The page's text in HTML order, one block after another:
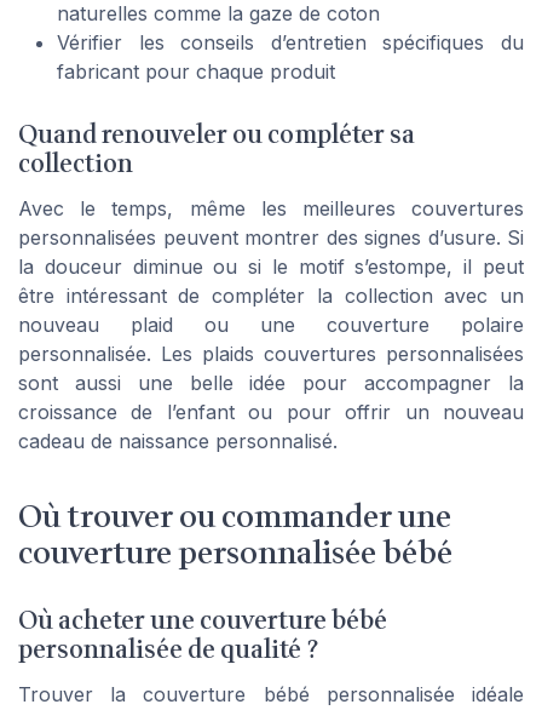
naturelles comme la gaze de coton
Vérifier les conseils d’entretien spécifiques du
fabricant pour chaque produit
Quand renouveler ou compléter sa
collection
Avec le temps, même les meilleures couvertures
personnalisées peuvent montrer des signes d’usure. Si
la douceur diminue ou si le motif s’estompe, il peut
être intéressant de compléter la collection avec un
nouveau plaid ou une couverture polaire
personnalisée. Les plaids couvertures personnalisées
sont aussi une belle idée pour accompagner la
croissance de l’enfant ou pour offrir un nouveau
cadeau de naissance personnalisé.
Où trouver ou commander une
couverture personnalisée bébé
Où acheter une couverture bébé
personnalisée de qualité ?
Trouver la couverture bébé personnalisée idéale